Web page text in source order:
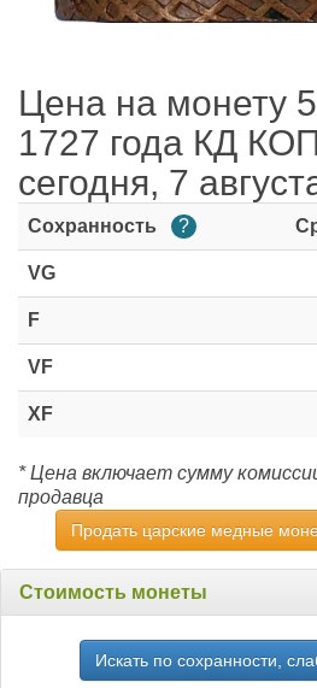
Цена на монету
1727 года КД
сегодня, 7
Сохранность ?
VG
F
VF
XF
* Цена включает сумму
продавца
Продать царские медные
Стоимость монеты
Искать по сохранности,